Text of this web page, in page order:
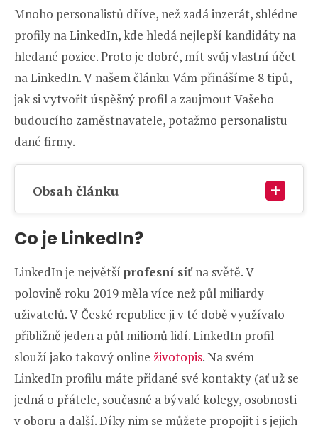
Mnoho personalistů dříve, než zadá inzerát, shlédne
profily na LinkedIn, kde hledá nejlepší kandidáty na
hledané pozice. Proto je dobré, mít svůj vlastní účet
na LinkedIn. V našem článku Vám přinášíme 8 tipů,
jak si vytvořit úspěšný profil a zaujmout Vašeho
budoucího zaměstnavatele, potažmo personalistu
dané firmy.
Obsah článku
Co je LinkedIn?
LinkedIn je největší profesní síťna světě. V
polovině roku 2019 měla více než půl miliardy
uživatelů. V České republice ji v té době využívalo
přibližně jeden a půl milionů lidí. LinkedIn profil
slouží jako takový online životopis. Na svém
LinkedIn profilu máte přidané své kontakty (ať už se
jedná o přátele, současné a bývalé kolegy, osobnosti
v oboru a další. Díky nim se můžete propojit i s jejich